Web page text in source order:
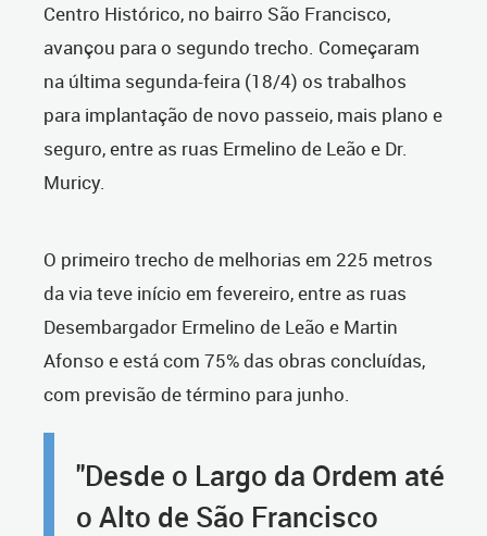
Centro Histórico, no bairro São Francisco,
avançou para o segundo trecho. Começaram
na última segunda-feira (18/4) os trabalhos
para implantação de novo passeio, mais plano e
seguro, entre as ruas Ermelino de Leão e Dr.
Muricy.
O primeiro trecho de melhorias em 225 metros
da via teve início em fevereiro, entre as ruas
Desembargador Ermelino de Leão e Martin
Afonso e está com 75% das obras concluídas,
com previsão de término para junho.
"Desde o Largo da Ordem até
o Alto de São Francisco